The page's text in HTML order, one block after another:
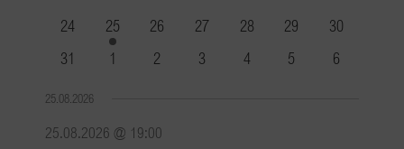
VeranstaltungenVeranstaltungenVeranstaltungenVeranstaltungenVeranstaltungenVeranstaltungen
0
Veranstaltungen
24
1
Veranstaltung
25
0
Veranstaltungen
26
0
Veranstaltungen
27
0
Veranstaltungen
28
0
Veranstaltungen
29
0
30
0
31
01
0
2
0
3
0
4
0
5
0
6
25.08.2026
25.08.2026 @ 19:00